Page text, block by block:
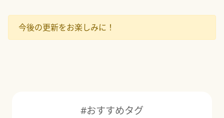
今後の更新をお楽しみに！
#おすすめタグ